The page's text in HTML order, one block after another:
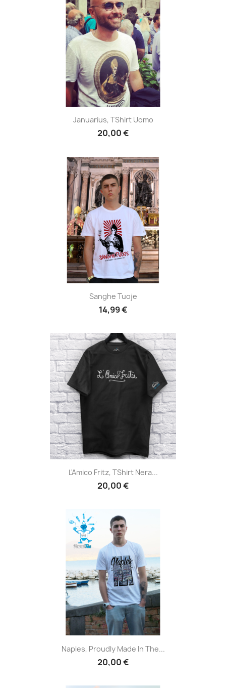
Januarius, TShirt Uomo
20,00 €
Sanghe Tuoje
14,99 €
L'Amico Fritz, TShirt Nera...
20,00 €
Naples, Proudly Made In The...
20,00 €